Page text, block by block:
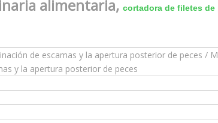
alimentaria, cortadora de filetes
de escamas y la apertura posterior de peces /
y la apertura posterior de peces